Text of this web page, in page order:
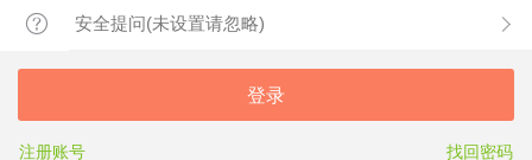

登录
注册账号 找回密码